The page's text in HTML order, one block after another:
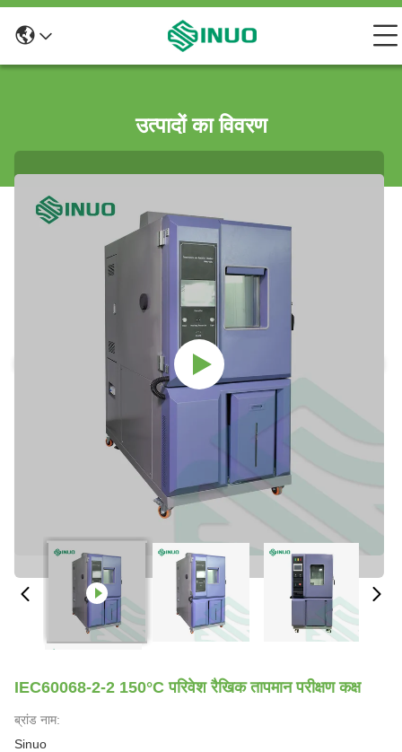
उत्पादों का विवरण
IEC60068-2-2 150°C परिवेश रैखिक तापमान परीक्षण कक्ष
ब्रांड नाम:
Sinuo